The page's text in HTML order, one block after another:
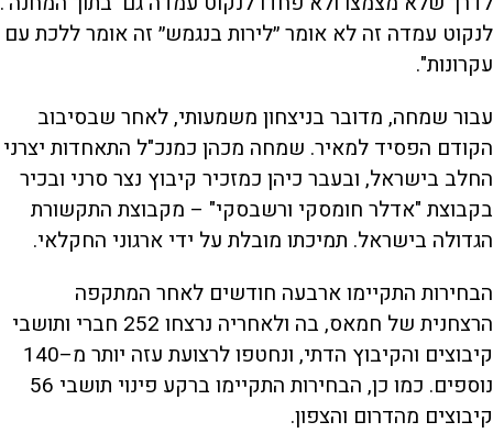
לנקוט עמדה זה לא אומר ״לירות בנגמש״ זה אומר ללכת עם
עקרונות".
עבור שמחה, מדובר בניצחון משמעותי, לאחר שבסיבוב
הקודם הפסיד למאיר. שמחה מכהן כמנכ"ל התאחדות יצרני
החלב בישראל, ובעבר כיהן כמזכיר קיבוץ נצר סרני ובכיר
בקבוצת "אדלר חומסקי ורשבסקי" – מקבוצת התקשורת
הגדולה בישראל. תמיכתו מובלת על ידי ארגוני החקלאי.
הבחירות התקיימו ארבעה חודשים לאחר המתקפה
הרצחנית של חמאס, בה ולאחריה נרצחו 252 חברי ותושבי
קיבוצים והקיבוץ הדתי, ונחטפו לרצועת עזה יותר מ–140
נוספים. כמו כן, הבחירות התקיימו ברקע פינוי תושבי 56
קיבוצים מהדרום והצפון.